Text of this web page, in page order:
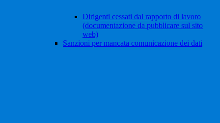
Dirigenti cessati dal rapporto di lavoro
(documentazione da pubblicare sul sito
web)
Sanzioni per mancata comunicazione dei dati